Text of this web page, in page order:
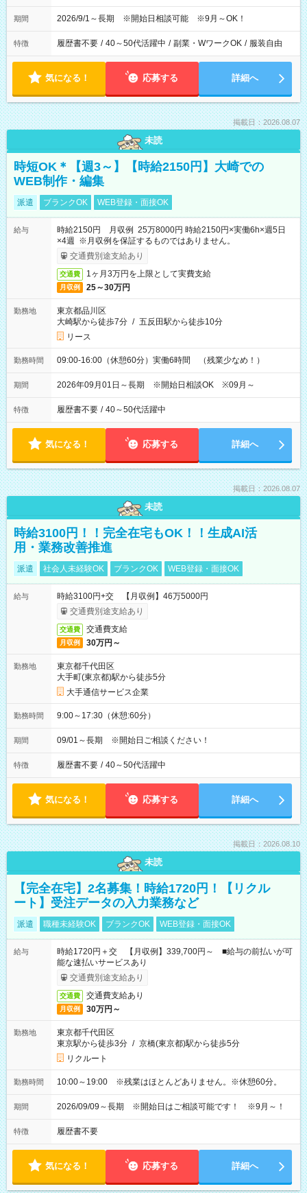
期間 2026/9/1～長期 ※開始日相談可能 ※9月～OK！
特徴 履歴書不要 / 40～50代活躍中 / 副業・WワークOK / 服装自由
気になる！ 応募する 詳細へ
掲載日：2026.08.07
未読
時短OK＊【週3～】【時給2150円】大崎での
WEB制作・編集
派遣 ブランクOK WEB登録・面接OK
給与
時給2150円 月収例 25万8000円 時給2150円×実働6h×週5日
×4週 ※月収例を保証するものではありません。
交通費別途支給あり
交通費 1ヶ月3万円を上限として実費支給
月収例 25～30万円
勤務地
東京都品川区
大崎駅から徒歩7分 / 五反田駅から徒歩10分
リース
勤務時間 09:00-16:00（休憩60分）実働6時間 （残業少なめ！）
期間 2026年09月01日～長期 ※開始日相談OK ※09月～
特徴 履歴書不要 / 40～50代活躍中
気になる！ 応募する 詳細へ
掲載日：2026.08.07
未読
時給3100円！！完全在宅もOK！！生成AI活
用・業務改善推進
派遣 社会人未経験OK ブランクOK WEB登録・面接OK
給与
時給3100円+交 【月収例】46万5000円
交通費別途支給あり
交通費 交通費支給
月収例 30万円～
勤務地
東京都千代田区
大手町(東京都)駅から徒歩5分
大手通信サービス企業
勤務時間 9:00～17:30（休憩:60分）
期間 09/01～長期 ※開始日ご相談ください！
特徴 履歴書不要 / 40～50代活躍中
気になる！ 応募する 詳細へ
掲載日：2026.08.10
未読
【完全在宅】2名募集！時給1720円！【リクル
ート】受注データの入力業務など
派遣 職種未経験OK ブランクOK WEB登録・面接OK
給与
時給1720円＋交 【月収例】339,700円～ ■給与の前払いが可
能な速払いサービスあり
交通費別途支給あり
交通費 交通費支給あり
月収例 30万円～
勤務地
東京都千代田区
東京駅から徒歩3分 / 京橋(東京都)駅から徒歩5分
リクルート
勤務時間 10:00～19:00 ※残業はほとんどありません。※休憩60分。
期間 2026/09/09～長期 ※開始日はご相談可能です！ ※9月～！
特徴 履歴書不要
気になる！ 応募する 詳細へ